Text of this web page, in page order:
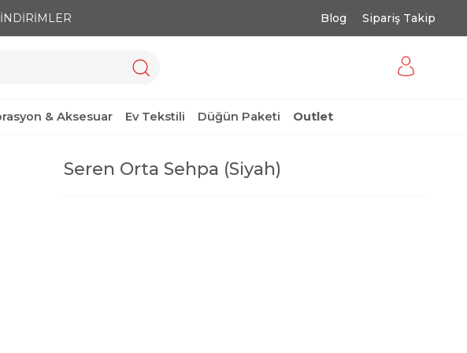
Blog Sipariş Takip
& Aksesuar Ev Tekstili Düğün Paketi Outlet
Seren Orta Sehpa (Siyah)